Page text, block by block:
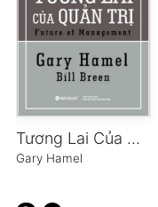
Tương Lai Của Quản Trị
Gary Hamel